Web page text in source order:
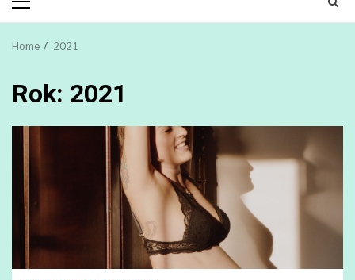
Primary
Menu
Home 2021
Rok: 2021